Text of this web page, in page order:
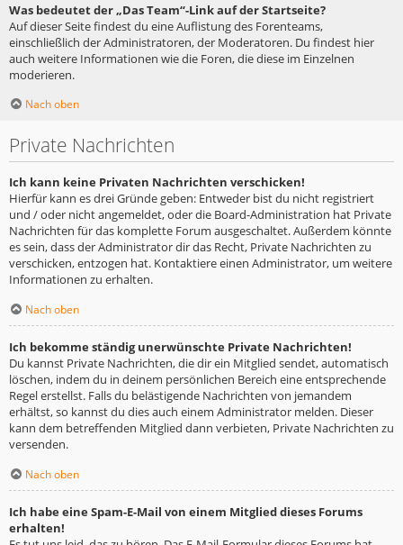
Was bedeutet der „Das Team“-Link auf der Startseite?
Auf dieser Seite findest du eine Auflistung des Forenteams,
einschließlich der Administratoren, der Moderatoren. Du findest hier
auch weitere Informationen wie die Foren, die diese im Einzelnen
moderieren.
Nach oben
Private Nachrichten
Ich kann keine Privaten Nachrichten verschicken!
Hierfür kann es drei Gründe geben: Entweder bist du nicht registriert
und / oder nicht angemeldet, oder die Board-Administration hat Private
Nachrichten für das komplette Forum ausgeschaltet. Außerdem könnte
es sein, dass der Administrator dir das Recht, Private Nachrichten zu
verschicken, entzogen hat. Kontaktiere einen Administrator, um weitere
Informationen zu erhalten.
Nach oben
Ich bekomme ständig unerwünschte Private Nachrichten!
Du kannst Private Nachrichten, die dir ein Mitglied sendet, automatisch
löschen, indem du in deinem persönlichen Bereich eine entsprechende
Regel erstellst. Falls du belästigende Nachrichten von jemandem
erhältst, so kannst du dies auch einem Administrator melden. Dieser
kann dem betreffenden Mitglied dann verbieten, Private Nachrichten zu
versenden.
Nach oben
Ich habe eine Spam-E-Mail von einem Mitglied dieses Forums
erhalten!